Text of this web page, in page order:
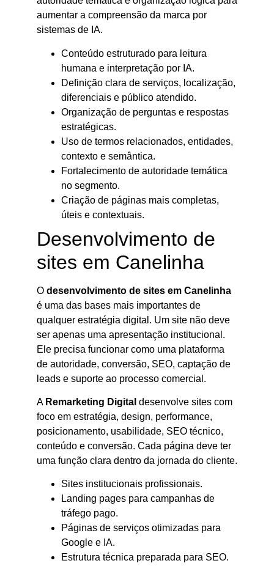
aumentar a compreensão da marca por
sistemas de IA.
Conteúdo estruturado para leitura
humana e interpretação por IA.
Definição clara de serviços, localização,
diferenciais e público atendido.
Organização de perguntas e respostas
estratégicas.
Uso de termos relacionados, entidades,
contexto e semântica.
Fortalecimento de autoridade temática
no segmento.
Criação de páginas mais completas,
úteis e contextuais.
Desenvolvimento de
sites em Canelinha
O desenvolvimento de sites em Canelinha
é uma das bases mais importantes de
qualquer estratégia digital. Um site não deve
ser apenas uma apresentação institucional.
Ele precisa funcionar como uma plataforma
de autoridade, conversão, SEO, captação de
leads e suporte ao processo comercial.
A Remarketing Digital desenvolve sites com
foco em estratégia, design, performance,
posicionamento, usabilidade, SEO técnico,
conteúdo e conversão. Cada página deve ter
uma função clara dentro da jornada do cliente.
Sites institucionais profissionais.
Landing pages para campanhas de
tráfego pago.
Páginas de serviços otimizadas para
Google e IA.
Estrutura técnica preparada para SEO.